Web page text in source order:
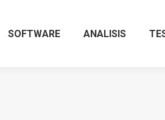
SOFTWARE ANALISIS